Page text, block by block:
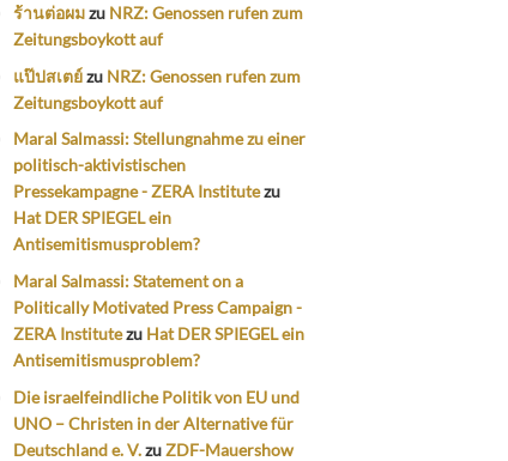
ร้านต่อผมzu NRZ: Genossen rufen zum
Zeitungsboykott auf
แป๊ปสเตย์zu NRZ: Genossen rufen zum
Zeitungsboykott auf
Maral Salmassi: Stellungnahme zu einer
politisch-aktivistischen
Pressekampagne - ZERA Institutezu
Hat DER SPIEGEL ein
Antisemitismusproblem?
Maral Salmassi: Statement on a
Politically Motivated Press Campaign -
ZERA Institutezu Hat DER SPIEGEL ein
Antisemitismusproblem?
Die israelfeindliche Politik von EU und
UNO – Christen in der Alternative für
Deutschland e. V.zuZDF-Mauershow